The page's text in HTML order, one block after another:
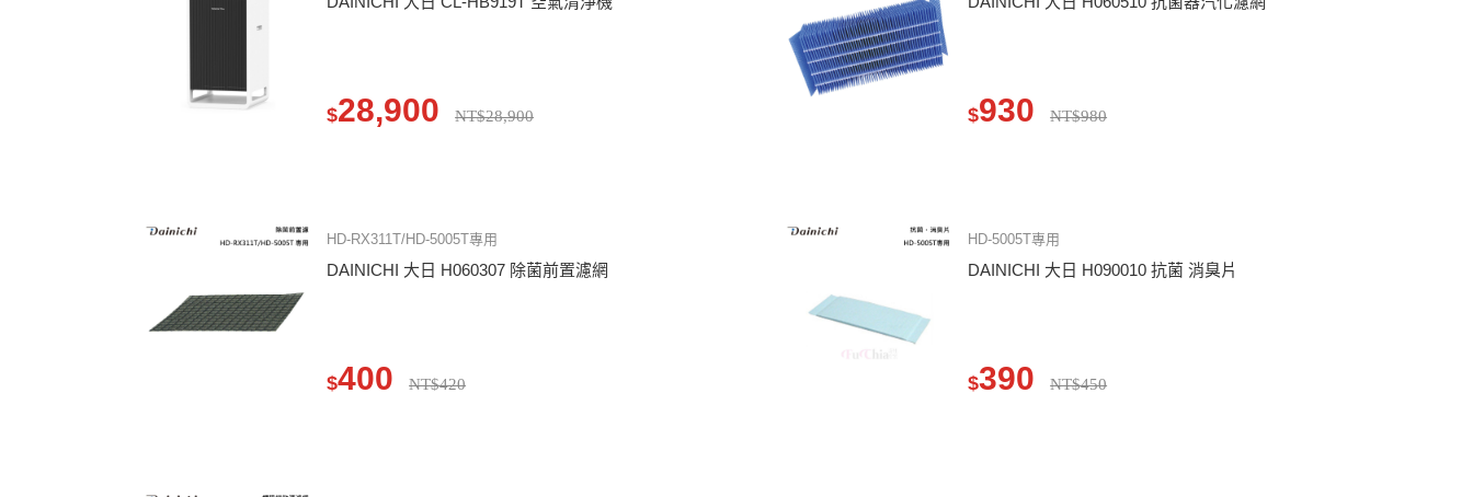
$28,900 NT$28,900 $930 NT$980
HD-RX311T/HD-5005T專用
DAINICHI 大日 H060307 除菌前置濾網
$400 NT$420
HD-5005T專用
DAINICHI 大日 H090010 抗菌 消臭片
$390 NT$450